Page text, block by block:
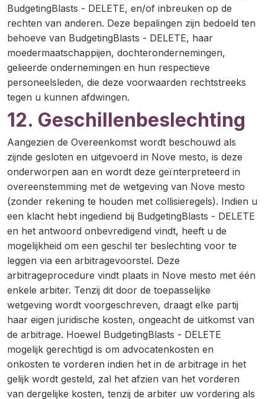
BudgetingBlasts - DELETE, en/of inbreuken op de
rechten van anderen. Deze bepalingen zijn bedoeld ten
behoeve van BudgetingBlasts - DELETE, haar
moedermaatschappijen, dochterondernemingen,
gelieerde ondernemingen en hun respectieve
personeelsleden, die deze voorwaarden rechtstreeks
tegen u kunnen afdwingen.
12. Geschillenbeslechting
Aangezien de Overeenkomst wordt beschouwd als
zijnde gesloten en uitgevoerd in Nove mesto, is deze
onderworpen aan en wordt deze geïnterpreteerd in
overeenstemming met de wetgeving van Nove mesto
(zonder rekening te houden met collisieregels). Indien u
een klacht hebt ingediend bij BudgetingBlasts - DELETE
en het antwoord onbevredigend vindt, heeft u de
mogelijkheid om een geschil ter beslechting voor te
leggen via een arbitragevoorstel. Deze
arbitrageprocedure vindt plaats in Nove mesto met één
enkele arbiter. Tenzij dit door de toepasselijke
wetgeving wordt voorgeschreven, draagt elke partij
haar eigen juridische kosten, ongeacht de uitkomst van
de arbitrage. Hoewel BudgetingBlasts - DELETE
mogelijk gerechtigd is om advocatenkosten en
onkosten te vorderen indien het in de arbitrage in het
gelijk wordt gesteld, zal het afzien van het vorderen
van dergelijke kosten, tenzij de arbiter uw vordering als